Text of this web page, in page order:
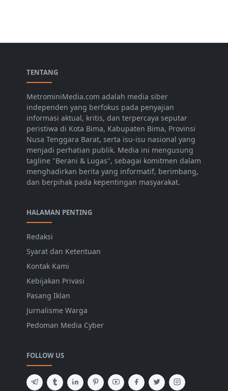
TENTANG
MetrominiMedia.com adalah media siber
independen yang berfokus pada penyajian
informasi aktual, kritis, dan terpercaya seputar
peristiwa di Kota Bima, Kabupaten Bima, Provinsi
Nusa Tenggara Barat, serta isu-isu nasional yang
menjadi perhatian publik. Media ini mengusung
tagline "Berani & Lugas", sebagai komitmen dalam
menghadirkan berita yang informatif, berimbang,
dan berpihak pada kepentingan masyarakat.
HALAMAN PENTING
Redaksi
Syarat dan Ketentuan
Kontak Kami
Kebijakan Privasi
Pasang Iklan
Jurnalisme Warga
Pedoman Media Cyber
FOLLOW US